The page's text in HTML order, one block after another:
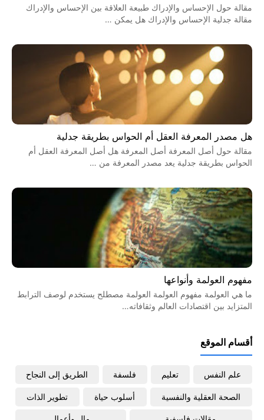
مقالة حول الإحساس والإدراك طبيعة العلاقة بين الإحساس والإدراك
مقالة جدلية الإحساس والإدراك هل يمكن …
هل مصدر المعرفة العقل أم الحواس بطريقة جدلية
مقالة حول أصل المعرفة أصل المعرفة هل أصل المعرفة العقل أم
الحواس بطريقة جدلية يعد مصدر المعرفة من …
مفهوم العولمة وأنواعها
ما هي العولمة مفهوم العولمة العولمة مصطلح يستخدم لوصف الترابط
المتزايد بين اقتصادات العالم وثقافاته…
أقسام الموقع
علم النفس تعليم فلسفة الطريق إلى النجاح
الصحة العقلية والنفسية أسلوب حياة تطوير الذات